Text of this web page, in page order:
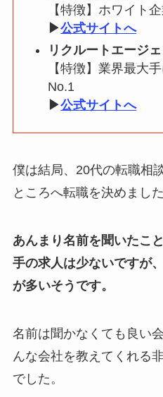
【特徴】ホワイト
▶︎公式サイトへ
リクルートエージ
【特徴】業界最大
No.1
▶︎公式サイトへ
僕は結局、20代の転職相
ところへ転職を決めました
あんまり名前を聞いたこ
手の求人は少ないですが
が多いそうです。
名前は聞かなくても良い
んな会社を教えてくれる
でした。